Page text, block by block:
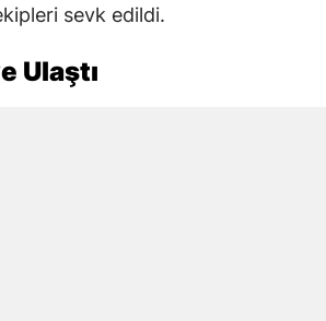
sevk edildi.
Ulaştı